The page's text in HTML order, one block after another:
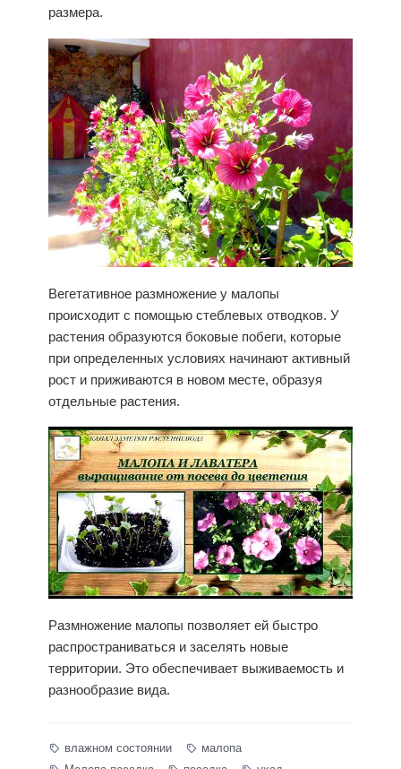
размера.
Вегетативное размножение у малопы
происходит с помощью стеблевых отводков. У
растения образуются боковые побеги, которые
при определенных условиях начинают активный
рост и приживаются в новом месте, образуя
отдельные растения.
Размножение малопы позволяет ей быстро
распространиваться и заселять новые
территории. Это обеспечивает выживаемость и
разнообразие вида.
влажном состоянии
малопа